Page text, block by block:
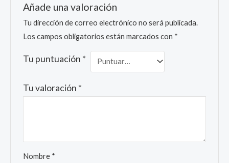
Añade una valoración
Tu dirección de correo electrónico no será publicada.
Los campos obligatorios están marcados con *
Tu puntuación *
Tu valoración *
Nombre *